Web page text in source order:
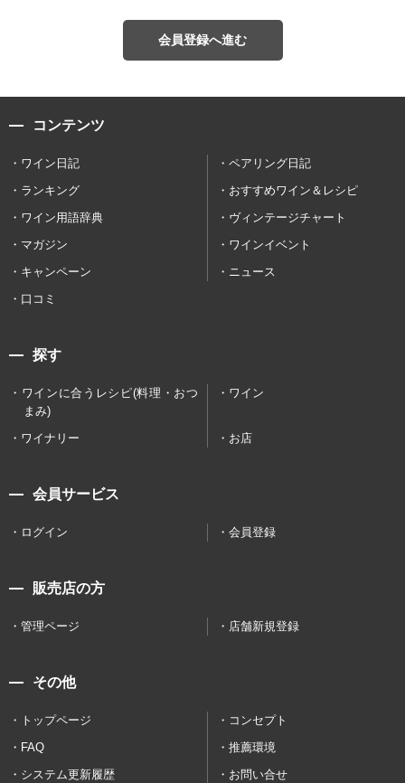
会員登録へ進む
コンテンツ
ワイン日記
ペアリング日記
ランキング
おすすめワイン＆レシピ
ワイン用語辞典
ヴィンテージチャート
マガジン
ワインイベント
キャンペーン
ニュース
口コミ
探す
ワインに合うレシピ(料理・おつ
まみ)
ワイン
ワイナリー お店
会員サービス
ログイン 会員登録
販売店の方
管理ページ 店舗新規登録
その他
トップページ
コンセプト
FAQ
推薦環境
システム更新履歴
お問い合せ